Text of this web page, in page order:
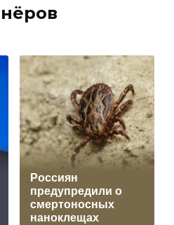
Россиян
предупредили о
смертоносных
наноклещах